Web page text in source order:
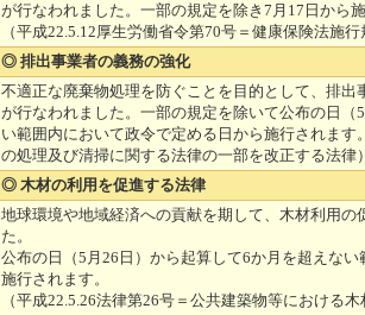
が行なわれました。一部の規定を除き7月17日から
（平成22.5.12厚生労働省令第70号＝健康保険法施
◎ 排出事業者の義務の強化
不適正な廃棄物処理を防ぐことを目的として、排
が行なわれました。一部の規定を除いて公布の日（
い範囲内において政令で定める日から施行されます
の処理及び清掃に関する法律の一部を改正する法律
◎ 木材の利用を促進する法律
地球環境や地域経済への貢献を期して、木材利用の
た。
公布の日（5月26日）から起算して6か月を超えな
施行されます。
（平成22.5.26法律第26号＝公共建築物等における